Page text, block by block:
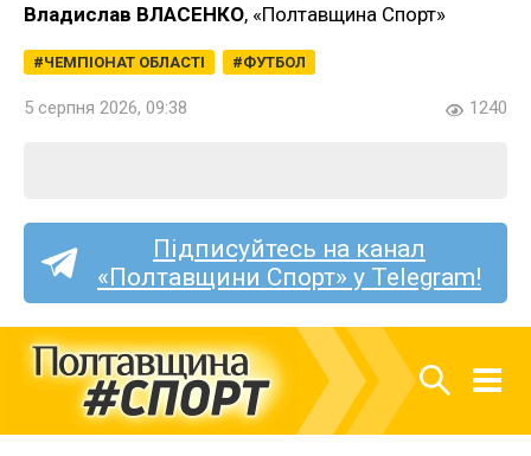
Владислав ВЛАСЕНКО, «Полтавщина Спорт»
ЧЕМПІОНАТ ОБЛАСТІ ФУТБОЛ
5 серпня 2026, 09:38 1240
Підписуйтесь на канал
«Полтавщини Спорт» у Telegram!